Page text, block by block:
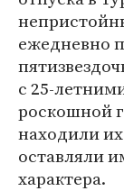
ежедневно
с 25-
роскошной
находили
оставляли
характера.